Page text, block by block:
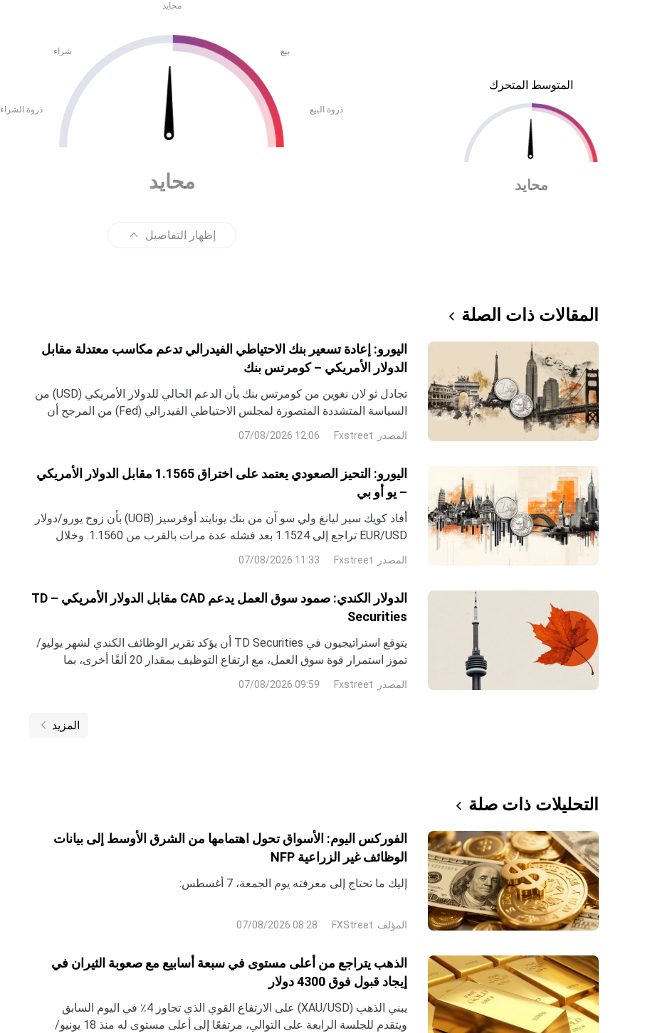
المتوسط المتحرك
محايد
محايد
بيع شراء
ذروة البيع ذروة الشراء
محايد
إظهار التفاصيل
المقالات ذات الصلة
اليورو: إعادة تسعير بنك الاحتياطي الفيدرالي تدعم مكاسب معتدلة مقابل
الدولار الأمريكي – كومرتس بنك
تجادل ثو لان نغوين من كومرتس بنك بأن الدعم الحالي للدولار الأمريكي (USD) من
السياسة المتشددة المتصورة لمجلس الاحتياطي الفيدرالي (Fed) من المرجح أن
خلال الفصول المقبلة.
المصدر Fxstreet
12:06 07/08/2026
اليورو: التحيز الصعودي يعتمد على اختراق 1.1565 مقابل الدولار الأمريكي
– يو أو بي
أفاد كويك سير ليانغ ولي سو آن من بنك يونايتد أوفرسيز (UOB) بأن زوج يورو/دولار
EUR/USD تراجع إلى 1.1524 بعد فشله عدة مرات بالقرب من 1.1560. وخلال
1.1495.
المصدر Fxstreet
11:33 07/08/2026
الدولار الكندي: صمود سوق العمل يدعم CAD مقابل الدولار الأمريكي – TD
Securities
يتوقع استراتيجيون في TD Securities أن يؤكد تقرير الوظائف الكندي لشهر يوليو/
تموز استمرار قوة سوق العمل، مع ارتفاع التوظيف بمقدار 20 ألفًا أخرى، بما
المصدر Fxstreet
09:59 07/08/2026
المزيد
التحليلات ذات صلة
الفوركس اليوم: الأسواق تحول اهتمامها من الشرق الأوسط إلى بيانات
الوظائف غير الزراعية NFP
إليك ما تحتاج إلى معرفته يوم الجمعة، 7 أغسطس:
المؤلف FXStreet
08:28 07/08/2026
الذهب يتراجع من أعلى مستوى في سبعة أسابيع مع صعوبة الثيران في
إيجاد قبول فوق 4300 دولار
يبني الذهب (XAU/USD) على الارتفاع القوي الذي تجاوز 4٪ في اليوم السابق
ويتقدم للجلسة الرابعة على التوالي، مرتفعًا إلى أعلى مستوى له منذ 18 يونيو/